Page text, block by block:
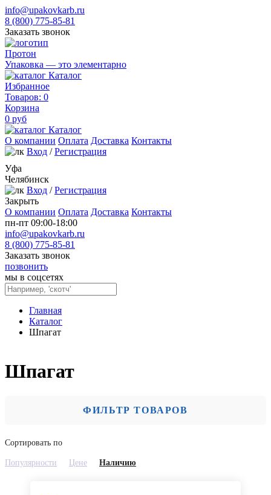
info@upakovkarb.ru
8 (800) 775-85-81
Заказать звонок
Протон
Упаковка — это элементарно
Каталог
Избранное
Товаров: 0
Корзина
0 руб
Каталог
О компании Оплата Доставка Контакты
Вход / Регистрация
Уфа
Челябинск
Вход / Регистрация
Закрыть
О компании Оплата Доставка Контакты
пн-пт 09:00-18:00
info@upakovkarb.ru
8 (800) 775-85-81
Заказать звонок
позвонить
мы в соцсетях
Главная
Каталог
Шпагат
Шпагат
ФИЛЬТР ТОВАРОВ
Сортировать по
Популярности Цене Наличию